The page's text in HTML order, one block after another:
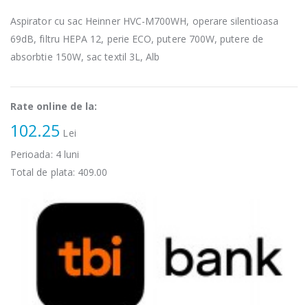
Aspirator cu sac Heinner HVC-M700WH, operare silentioasa
69dB, filtru HEPA 12, perie ECO, putere 700W, putere de
absorbtie 150W, sac textil 3L, Alb
Rate online de la:
102.25 Lei
Perioada: 4luni
Total de plata: 409.00
-25%
electric cu filtru
...
89,00 Lei
Heinner HHB-
DC1000SSBK ...